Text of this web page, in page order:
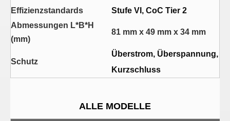
Effizienzstandards
Stufe VI, CoC Tier 2
Abmessungen L*B*H
(mm)
81 mm x 49 mm x 34 mm
Schutz
Überstrom, Überspannung,
Kurzschluss
ALLE MODELLE